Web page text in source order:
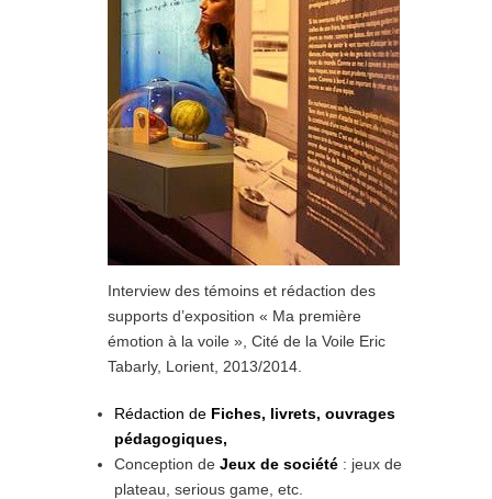
Interview des témoins et rédaction des
supports d’exposition « Ma première
émotion à la voile », Cité de la Voile Eric
Tabarly, Lorient, 2013/2014.
Rédaction de Fiches, livrets, ouvrages
pédagogiques,
Conception de Jeux de société : jeux de
plateau, serious game, etc.